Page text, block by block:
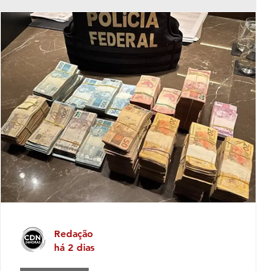
Identidade com o eleitor de cada região.
território da Costa do Descobrimento, com
abrangência na Costa das Baleias, ou seja,
no grande Extremo Sul baiano, entre as
tantas candidaturas para ocupar uma vaga
de deputado (a) nas eleições de outubro
próximo a que mais aparece com solidez
política é a da deputada pessed
Redação
há 2 dias